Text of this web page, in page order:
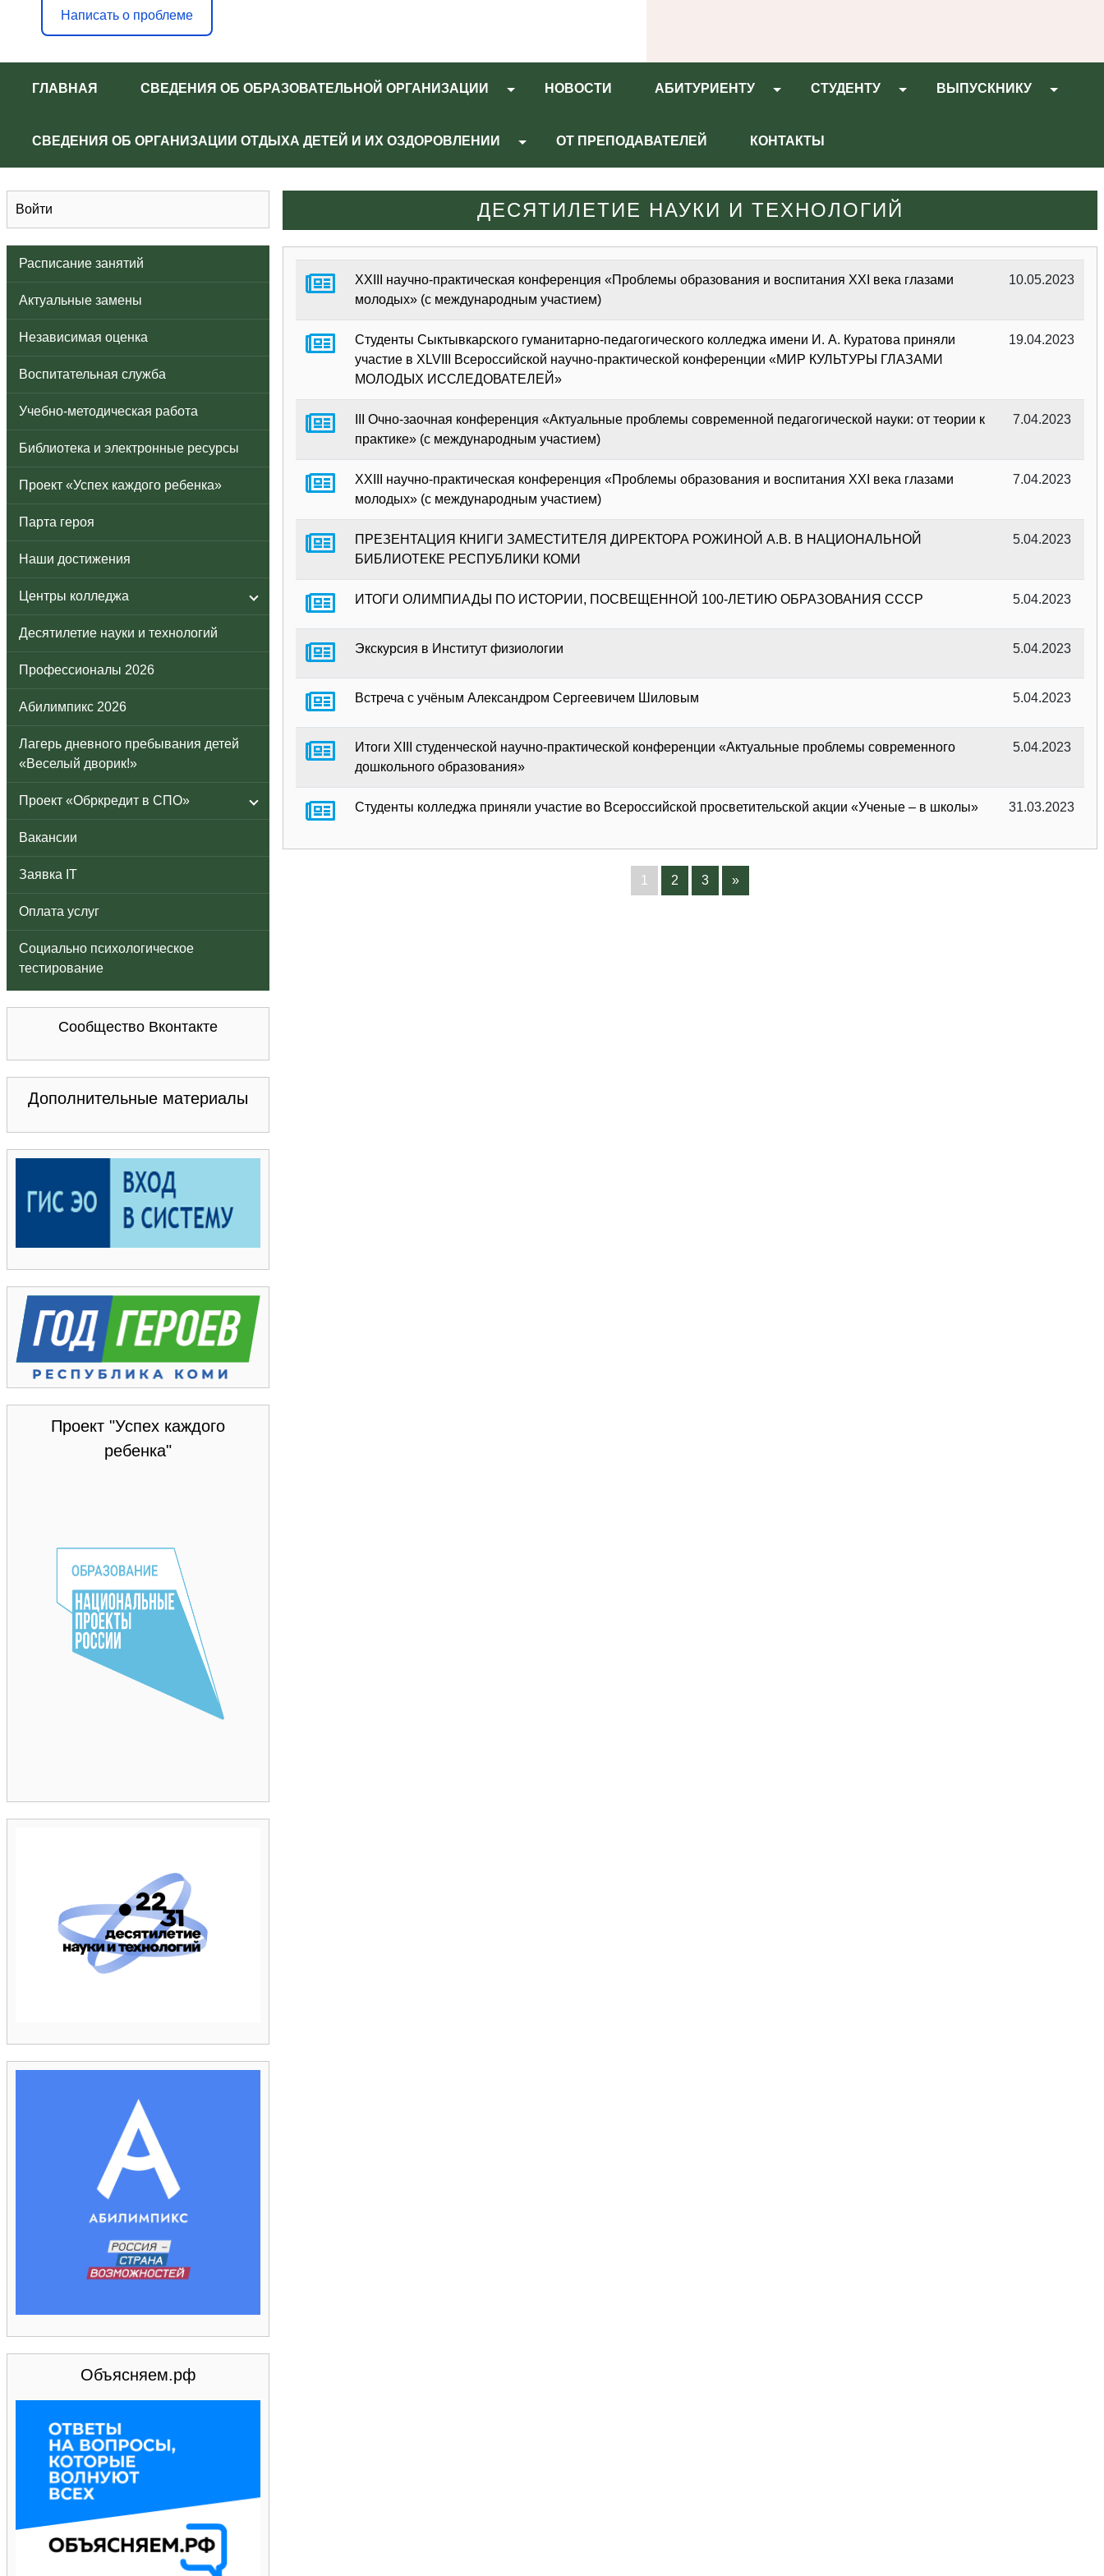
Написать о проблеме
ГЛАВНАЯ СВЕДЕНИЯ ОБ ОБРАЗОВАТЕЛЬНОЙ ОРГАНИЗАЦИИ НОВОСТИ АБИТУРИЕНТУ СТУДЕНТУ ВЫПУСКНИКУ
СВЕДЕНИЯ ОБ ОРГАНИЗАЦИИ ОТДЫХА ДЕТЕЙ И ИХ ОЗДОРОВЛЕНИИ ОТ ПРЕПОДАВАТЕЛЕЙ КОНТАКТЫ
Войти
Расписание занятий
Актуальные замены
Независимая оценка
Воспитательная служба
Учебно-методическая работа
Библиотека и электронные ресурсы
Проект «Успех каждого ребенка»
Парта героя
Наши достижения
Центры колледжа
Десятилетие науки и технологий
Профессионалы 2026
Абилимпикс 2026
Лагерь дневного пребывания детей
«Веселый дворик!»
Проект «Обркредит в СПО»
Вакансии
Заявка IT
Оплата услуг
Социально психологическое
тестирование
Сообщество Вконтакте
Дополнительные материалы
Проект "Успех каждого
ребенка"
Объясняем.рф
ДЕСЯТИЛЕТИЕ НАУКИ И ТЕХНОЛОГИЙ
XXIII научно-практическая конференция «Проблемы образования и воспитания XXI века глазами
молодых» (с международным участием)
10.05.2023
Студенты Сыктывкарского гуманитарно-педагогического колледжа имени И. А. Куратова приняли
участие в ХLVIII Всероссийской научно-практической конференции «МИР КУЛЬТУРЫ ГЛАЗАМИ
МОЛОДЫХ ИССЛЕДОВАТЕЛЕЙ»
19.04.2023
III Очно-заочная конференция «Актуальные проблемы современной педагогической науки: от теории к
практике» (с международным участием)
7.04.2023
XХIII научно-практическая конференция «Проблемы образования и воспитания XXI века глазами
молодых» (с международным участием)
7.04.2023
ПРЕЗЕНТАЦИЯ КНИГИ ЗАМЕСТИТЕЛЯ ДИРЕКТОРА РОЖИНОЙ А.В. В НАЦИОНАЛЬНОЙ
БИБЛИОТЕКЕ РЕСПУБЛИКИ КОМИ
5.04.2023
ИТОГИ ОЛИМПИАДЫ ПО ИСТОРИИ, ПОСВЕЩЕННОЙ 100-ЛЕТИЮ ОБРАЗОВАНИЯ СССР 5.04.2023
Экскурсия в Институт физиологии 5.04.2023
Встреча с учёным Александром Сергеевичем Шиловым 5.04.2023
Итоги XIII студенческой научно-практической конференции «Актуальные проблемы современного
дошкольного образования»
5.04.2023
Студенты колледжа приняли участие во Всероссийской просветительской акции «Ученые – в школы» 31.03.2023
1 2 3 »